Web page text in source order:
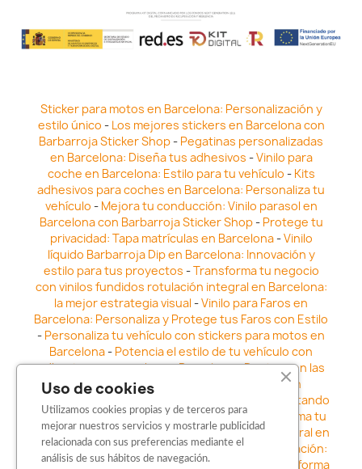
Sticker para motos en Barcelona: Personalización y
estilo único - Los mejores stickers en Barcelona con
Barbarroja Sticker Shop- Pegatinas personalizadas
en Barcelona: Diseña tus adhesivos -Vinilo para
coche en Barcelona: Estilo para tu vehículo - Kits
adhesivos para coches en Barcelona: Personaliza tu
vehículo - Mejora tu conducción: Vinilo parasol en
Barcelona con Barbarroja Sticker Shop- Protege tu
privacidad: Tapa matrículas en Barcelona-Vinilo
líquido Barbarroja Dip en Barcelona: Innovación y
estilo para tus proyectos -Transforma tu negocio
con vinilos fundidos rotulación integral en Barcelona:
la mejor estrategia visual -Vinilo para Faros en
Barcelona: Personaliza y Protege tus Faros con Estilo
- Personaliza tu vehículo con stickers para motos en
Barcelona- Potencia el estilo de tu vehículo con
adhesivos para coche en Barcelona-Destaca en las
calles: Los Mejores stickers para coches en
Vinilo para faros en Barcelona: Resaltando
la Estética y Seguridad del Automóvil- Transforma tu
vehículo con los vinilos fundidos rotulación integral en
Barcelona-Explora la Innovación en Personalización:
Vinilo líquido barbarroja dip en Barcelona
Transforma
Uso de cookies
Utilizamos cookies propias y de terceros para
mejorar nuestros servicios y mostrarle publicidad
relacionada con sus preferencias mediante el
análisis de sus hábitos de navegación.